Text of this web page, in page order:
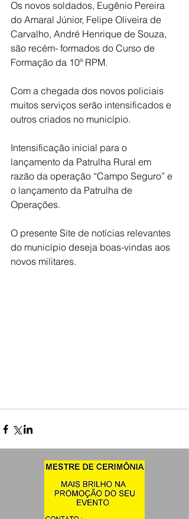
Os novos soldados, Eugênio Pereira
do Amaral Júnior, Felipe Oliveira de
Carvalho, André Henrique de Souza,
são recém- formados do Curso de
Formação da 10ª RPM.
Com a chegada dos novos policiais
muitos serviços serão intensificados e
outros criados no município.
Intensificação inicial para o
lançamento da Patrulha Rural em
razão da operação “Campo Seguro” e
o lançamento da Patrulha de
Operações.
O presente Site de notícias relevantes
do município deseja boas-vindas aos
novos militares.